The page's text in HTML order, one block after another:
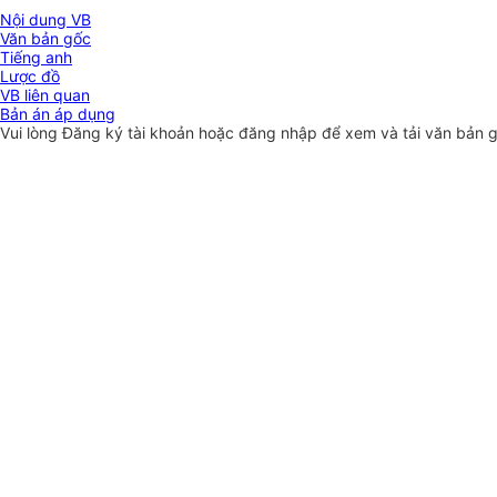
Nội dung VB
Văn bản gốc
Tiếng anh
Lược đồ
VB liên quan
Bản án áp dụng
Vui lòngĐăng ký tài khoản hoặc đăng nhập để xem và tải văn bản